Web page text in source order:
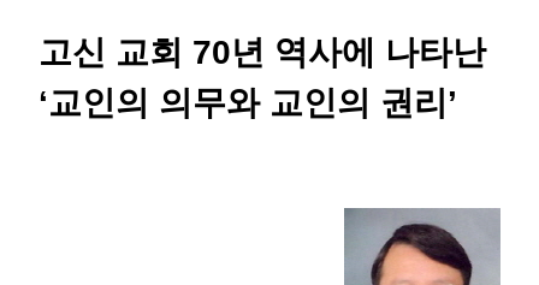
고신 교회 70년 역사에 나타난
‘교인의 의무와 교인의 권리’